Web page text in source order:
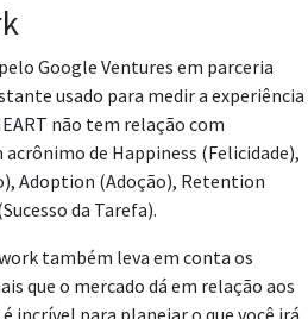
Google Ventures em parceria
usado para medir a experiência
não tem relação com
acrônimo de Happiness (Felicidade),
Adoption (Adoção), Retention
da Tarefa).
também leva em conta os
que o mercado dá em relação aos
incrível para planejar o que você irá